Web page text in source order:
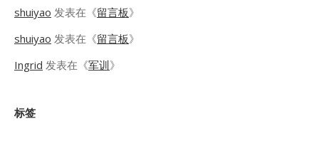
shuiyao 发表在《留言板》
shuiyao 发表在《留言板》
Ingrid 发表在《军训》
标签